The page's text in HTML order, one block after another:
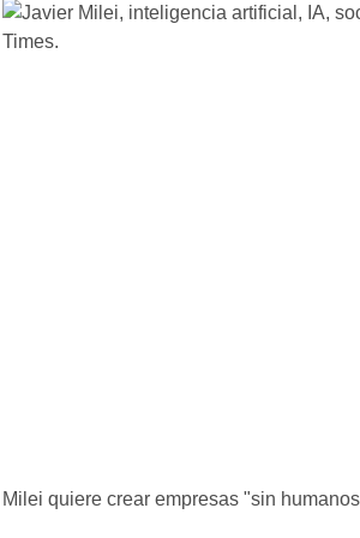
Milei quiere crear empresas "sin